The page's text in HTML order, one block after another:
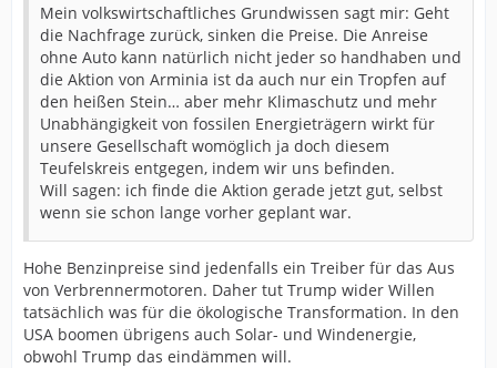
Mein volkswirtschaftliches Grundwissen sagt mir: Geht
die Nachfrage zurück, sinken die Preise. Die Anreise
ohne Auto kann natürlich nicht jeder so handhaben und
die Aktion von Arminia ist da auch nur ein Tropfen auf
den heißen Stein… aber mehr Klimaschutz und mehr
Unabhängigkeit von fossilen Energieträgern wirkt für
unsere Gesellschaft womöglich ja doch diesem
Teufelskreis entgegen, indem wir uns befinden.
Will sagen: ich finde die Aktion gerade jetzt gut, selbst
wenn sie schon lange vorher geplant war.
Hohe Benzinpreise sind jedenfalls ein Treiber für das Aus
von Verbrennermotoren. Daher tut Trump wider Willen
tatsächlich was für die ökologische Transformation. In den
USA boomen übrigens auch Solar- und Windenergie,
obwohl Trump das eindämmen will.